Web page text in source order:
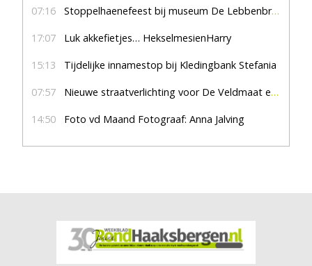
07:16 Stoppelhaenefeest bij museum De Lebbenbrugge
17:07 Luk akkefietjes… HekselmesienHarry
15:13 Tijdelijke innamestop bij Kledingbank Stefania
07:57 Nieuwe straatverlichting voor De Veldmaat en De Pas
14:50 Foto vd Maand Fotograaf: Anna Jalving